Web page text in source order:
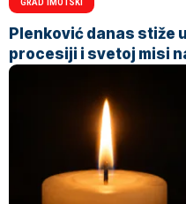
Plenković danas stiže
procesiji i svetoj misi